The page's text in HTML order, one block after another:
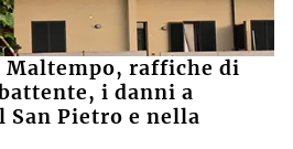
Maltempo, raffiche di
i danni a
San Pietro e nella